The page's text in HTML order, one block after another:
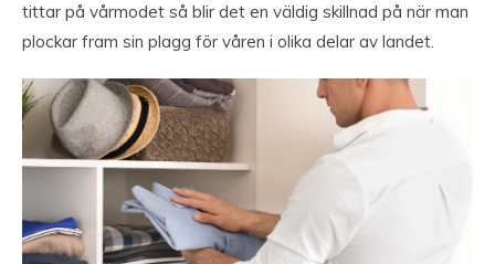
tittar på vårmodet så blir det en väldig skillnad på när man
plockar fram sin plagg för våren i olika delar av landet.